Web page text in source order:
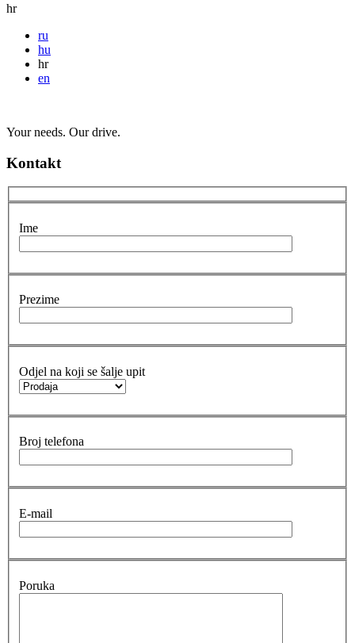
hr
ru
hu
hr
en
Your needs. Our drive.
Kontakt
Ime
Prezime
Odjel na koji se šalje upit
Broj telefona
E-mail
Poruka